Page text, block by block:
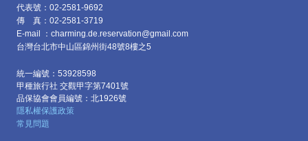
代表號：02-2581-9692
傳 真：02-2581-3719
E-mail ：charming.de.reservation@gmail.com
台灣台北市中山區錦州街48號8樓之5
統一編號：53928598
甲種旅行社 交觀甲字第7401號
品保協會會員編號：北1926號
隱私權保護政策
常見問題